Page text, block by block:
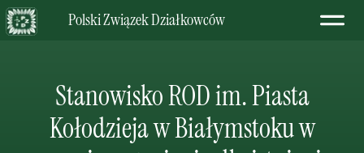
Polski Związek Działkowców
Stanowisko ROD im. Piasta
Kołodzieja w Białymstoku w